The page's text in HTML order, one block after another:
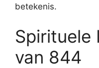
betekenis.
Spirituele
van 844